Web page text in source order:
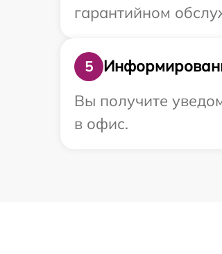
гарантийном
5
Вы получите
в офис.